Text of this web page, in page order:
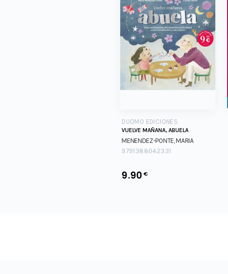
DUOMO EDICIONES
VUELVE MAÑANA, ABUELA
MENENDEZ-PONTE, MARIA
9791388042331
9.90 €